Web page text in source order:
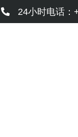
至
24小时电话：